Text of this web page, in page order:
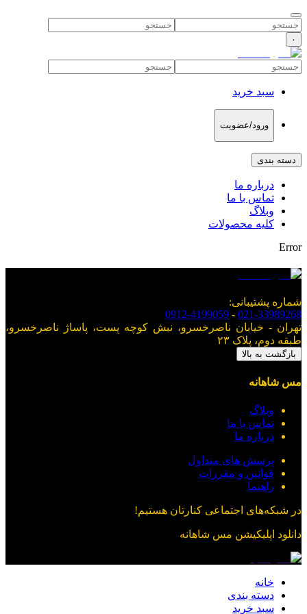
۰
سبد خرید
ورود/عضویت
دسته بندی
درباره ما
تماس با ما
وبلاگ
کلیه محصولات
Error
شماره پشتیبانی:
021-33989268
-
0912-4199059
تهران - خیابان ناصرخسرو، نبش کوچه پست، پاساژ ناصرخسرو،
طبقه دوم، پلاک ۲۳
بازگشت به بالا
مس شاهانه
وبلاگ
تماس با ما
درباره ما
پرسش های متداول
قوانین و مقررات
راهنما
در شبکه‌های اجتماعی کنارتان هستیم!
دانلود اپلیکیشن مس شاهانه
خانه
دسته بندی
سبد خرید